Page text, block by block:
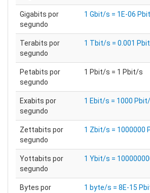
Gigabits por
segundo
1 Gbit/s = 1E-06
Terabits por
segundo
1 Tbit/s = 0.001
Petabits por
segundo
1 Pbit/s = 1 Pbit/s
Exabits por
segundo
1 Ebit/s = 1000
Zettabits por
segundo
1 Zbit/s = 1000000
Yottabits por
segundo
1 Ybit/s =
Bytes por
1 byte/s = 8E-15